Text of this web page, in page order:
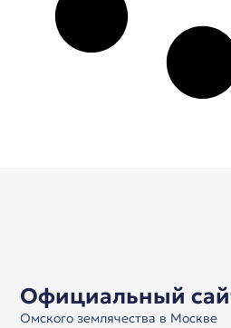
Официальный
Омского землячества в Москве